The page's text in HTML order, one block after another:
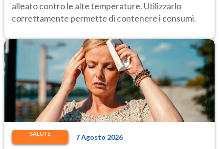
alleato contro le alte temperature. Utilizzarlo
correttamente permette di contenere i consumi.
SALUTE 7 Agosto 2026